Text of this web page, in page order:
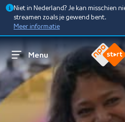
Niet in Nederland? Je kan misschien
streamen zoals je gewend bent.
Meer informatie
Menu